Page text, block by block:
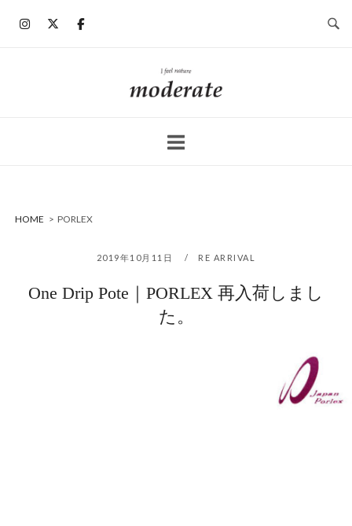
ホ
ー
HOME > PORLEX
2019年10月11日 RE ARRIVAL
One Drip Pote｜PORLEX 再入荷しまし
た。